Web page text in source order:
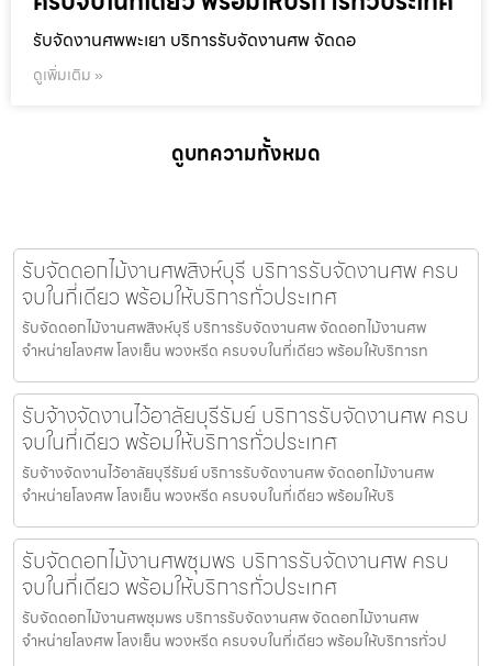
รับจัดงานศพพะเยา บริการรับจัดงานศพ จัดดอ
ดูเพิ่มเติม »
ดูบทความทั้งหมด
รับจัดดอกไม้งานศพสิงห์บุรี บริการรับจัดงานศพ ครบ
จบในที่เดียว พร้อมให้บริการทั่วประเทศ
รับจัดดอกไม้งานศพสิงห์บุรี บริการรับจัดงานศพ จัดดอกไม้งานศพ
จำหน่ายโลงศพ โลงเย็น พวงหรีด ครบจบในที่เดียว พร้อมให้บริการท
รับจ้างจัดงานไว้อาลัยบุรีรัมย์ บริการรับจัดงานศพ ครบ
จบในที่เดียว พร้อมให้บริการทั่วประเทศ
รับจ้างจัดงานไว้อาลัยบุรีรัมย์ บริการรับจัดงานศพ จัดดอกไม้งานศพ
จำหน่ายโลงศพ โลงเย็น พวงหรีด ครบจบในที่เดียว พร้อมให้บริ
รับจัดดอกไม้งานศพชุมพร บริการรับจัดงานศพ ครบ
จบในที่เดียว พร้อมให้บริการทั่วประเทศ
รับจัดดอกไม้งานศพชุมพร บริการรับจัดงานศพ จัดดอกไม้งานศพ
จำหน่ายโลงศพ โลงเย็น พวงหรีด ครบจบในที่เดียว พร้อมให้บริการทั่วป